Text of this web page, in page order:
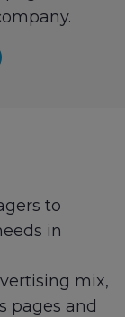
to
in
mix,
pages and